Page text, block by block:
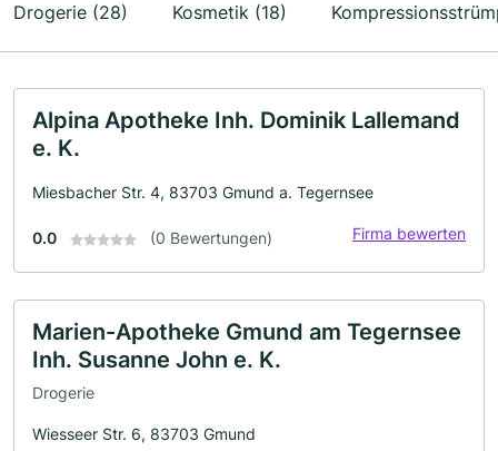
Drogerie (28) Kosmetik (18)
Alpina Apotheke Inh. Dominik Lallemand
e. K.
Miesbacher Str. 4, 83703 Gmund a. Tegernsee
0.0 (0 Bewertungen) Firma bewerten
Marien-Apotheke Gmund am Tegernsee
Inh. Susanne John e. K.
Drogerie
Wiesseer Str. 6, 83703 Gmund